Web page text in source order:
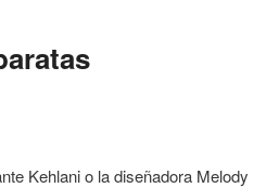
Kehlani o la diseñadora Melody